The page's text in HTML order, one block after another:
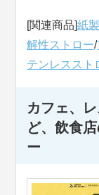
[関連商品]紙
解性ストロー/
テンレススト
カフェ、
ど、飲食
ー